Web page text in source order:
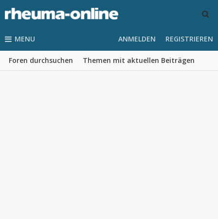
MENU
Foren durchsuchen Themen mit aktuellen Beiträgen
ANMELDEN REGISTRIEREN